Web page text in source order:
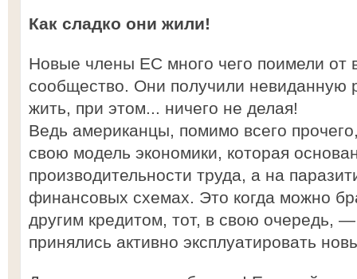
Как сладко они жили!
Новые члены ЕС много чего поимели от
сообщество. Они получили невиданную
жить, при этом... ничего не делая!
Ведь американцы, помимо всего
свою модель экономики, которая
производительности труда, а на
финансовых схемах. Это когда можно
другим кредитом, тот, в свою очередь,
принялись активно эксплуатировать